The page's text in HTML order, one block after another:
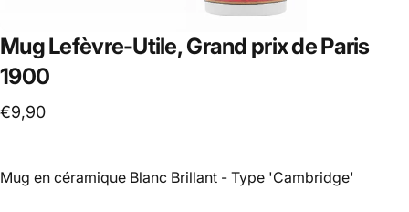
MugLefèvre-Utile, Grand prixdeParis
1900
€9,90
Mug en céramique Blanc Brillant - Type 'Cambridge'